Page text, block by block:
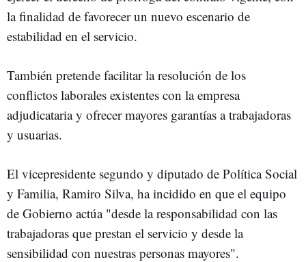
la finalidad de favorecer un nuevo escenario de
estabilidad en el servicio.
También pretende facilitar la resolución de los
conflictos laborales existentes con la empresa
adjudicataria y ofrecer mayores garantías a trabajadoras
y usuarias.
El vicepresidente segundo y diputado de Política Social
y Familia, Ramiro Silva, ha incidido en que el equipo
de Gobierno actúa "desde la responsabilidad con las
trabajadoras que prestan el servicio y desde la
sensibilidad con nuestras personas mayores".